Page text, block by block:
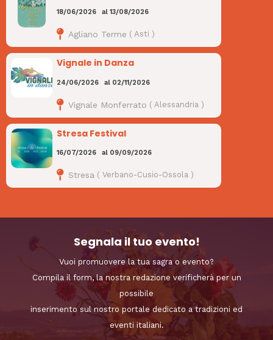
18/06/2026 al 13/08/2026
Agliano Terme ( Asti )
Vignale in Danza
24/06/2026 al 02/11/2026
Vignale Monferrato ( Alessandria )
Stresa Festival
16/07/2026 al 09/09/2026
Stresa ( Verbano-Cusio-Ossola)
Segnala il tuo evento!
Vuoi promuovere la tua sagra o evento?
Compila il form, la nostra redazione verificherà per un
possibile
inserimento sul nostro portale dedicato a tradizioni ed
eventi italiani.